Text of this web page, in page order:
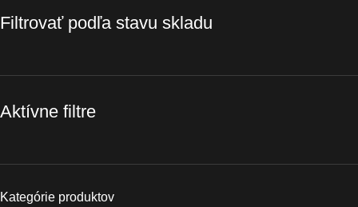
Filtrovať podľa stavu skladu
Aktívne filtre
Kategórie produktov